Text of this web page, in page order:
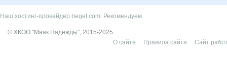
Наш хостинг-провайдер beget.com. Рекомендуем.
© ХКОО "Маяк Надежды", 2015-2025
О сайте
Правила сайта Сайт